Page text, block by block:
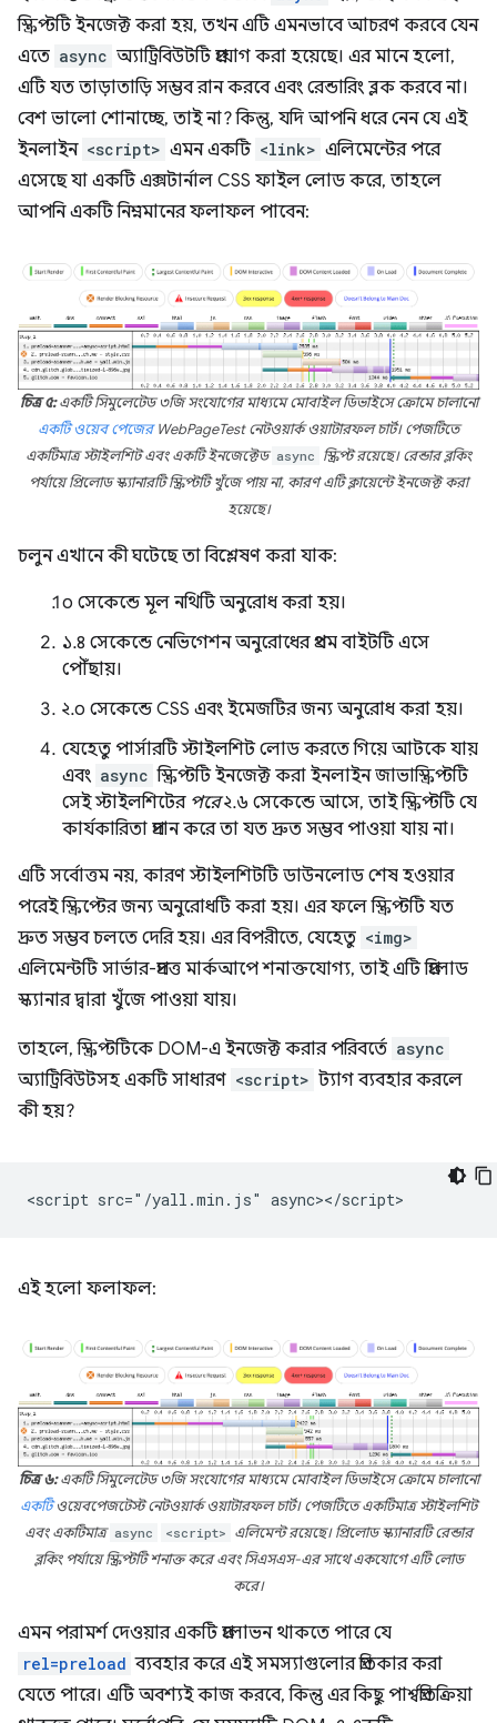
স্ক্রিপ্টটি ইনজেক্ট করা হয়, তখন এটি এমনভাবে আচরণ করবে যেন
এতে async অ্যাট্রিবিউটটি প্রয়োগ করা হয়েছে। এর মানে হলো,
এটি যত তাড়াতাড়ি সম্ভব রান করবে এবং রেন্ডারিং ব্লক করবে না।
বেশ ভালো শোনাচ্ছে, তাই না? কিন্তু, যদি আপনি ধরে নেন যে এই
ইনলাইন <script> এমন একটি <link> এলিমেন্টের পরে
এসেছে যা একটি এক্সটার্নাল CSS ফাইল লোড করে, তাহলে
আপনি একটি নিম্নমানের ফলাফল পাবেন:
চিত্র ৫:একটি সিমুলেটেড ৩জি সংযোগের মাধ্যমে মোবাইল ডিভাইসে ক্রোমে চালানো
একটি ওয়েব পেজেরWebPageTest নেটওয়ার্ক ওয়াটারফল চার্ট। পেজটিতে
একটিমাত্র স্টাইলশিট এবং একটি ইনজেক্টেড async স্ক্রিপ্ট রয়েছে। রেন্ডার ব্লকিং
পর্যায়ে প্রিলোড স্ক্যানারটি স্ক্রিপ্টটি খুঁজে পায় না, কারণ এটি ক্লায়েন্টে ইনজেক্ট করা
হয়েছে।
চলুন এখানে কী ঘটেছে তা বিশ্লেষণ করা যাক:
০ সেকেন্ডে মূল নথিটি অনুরোধ করা হয়।
১.৪ সেকেন্ডে নেভিগেশন অনুরোধের প্রথম বাইটটি এসে
পৌঁছায়।
২.০ সেকেন্ডে CSS এবং ইমেজটির জন্য অনুরোধ করা হয়।
যেহেতু পার্সারটি স্টাইলশিট লোড করতে গিয়ে আটকে যায়
এবং async স্ক্রিপ্টটি ইনজেক্ট করা ইনলাইন জাভাস্ক্রিপ্টটি
সেই স্টাইলশিটের পরে২.৬ সেকেন্ডে আসে, তাই স্ক্রিপ্টটি যে
কার্যকারিতা প্রদান করে তা যত দ্রুত সম্ভব পাওয়া যায় না।
এটি সর্বোত্তম নয়, কারণ স্টাইলশিটটি ডাউনলোড শেষ হওয়ার
পরেই স্ক্রিপ্টের জন্য অনুরোধটি করা হয়। এর ফলে স্ক্রিপ্টটি যত
দ্রুত সম্ভব চলতে দেরি হয়। এর বিপরীতে, যেহেতু <img>
এলিমেন্টটি সার্ভার-প্রদত্ত মার্কআপে শনাক্তযোগ্য, তাই এটি প্রিলোড
স্ক্যানার দ্বারা খুঁজে পাওয়া যায়।
তাহলে, স্ক্রিপ্টটিকে DOM-এ ইনজেক্ট করার পরিবর্তে async
অ্যাট্রিবিউটসহ একটি সাধারণ <script> ট্যাগ ব্যবহার করলে
কী হয়?
এই হলো ফলাফল:
চিত্র ৬:একটি সিমুলেটেড ৩জি সংযোগের মাধ্যমে মোবাইল ডিভাইসে ক্রোমে চালানো
একটিওয়েবপেজটেস্ট নেটওয়ার্ক ওয়াটারফল চার্ট। পেজটিতে একটিমাত্র স্টাইলশিট
এবং একটিমাত্র async <script> এলিমেন্ট রয়েছে। প্রিলোড স্ক্যানারটি রেন্ডার
ব্লকিং পর্যায়ে স্ক্রিপ্টটি শনাক্ত করে এবং সিএসএস-এর সাথে একযোগে এটি লোড
করে।
এমন পরামর্শ দেওয়ার একটি প্রলোভন থাকতে পারে যে
rel=preload ব্যবহার করে এই সমস্যাগুলোর প্রতিকার করা
যেতে পারে। এটি অবশ্যই কাজ করবে, কিন্তু এর কিছু পার্শ্বপ্রতিক্রিয়া